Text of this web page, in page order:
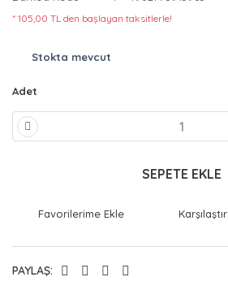
* 105,00 TL den başlayan taksitlerle!
Stokta mevcut
Adet
SEPETE EKLE
Karşılaştır
PAYLAŞ: